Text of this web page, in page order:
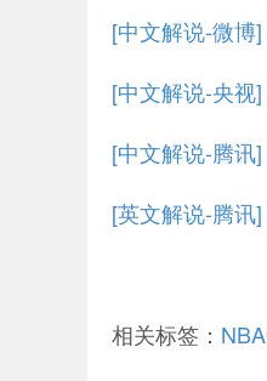
[中文解说-微博
[中文解说-央视
[中文解说-腾讯
[英文解说-腾讯
相关标签：